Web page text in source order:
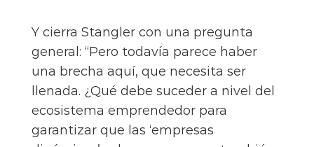
Y cierra Stangler con una pregunta
general: “Pero todavía parece haber
una brecha aquí, que necesita ser
llenada. ¿Qué debe suceder a nivel del
ecosistema emprendedor para
garantizar que las ‘empresas